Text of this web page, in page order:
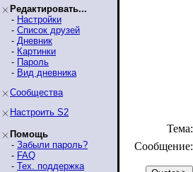
Редактировать...
- Настройки
- Список друзей
- Дневник
- Картинки
- Пароль
- Вид дневника
Сообщества
Настроить S2
Помощь
- Забыли пароль?
- FAQ
- Тех. поддержка
Тема:
Сообщение: